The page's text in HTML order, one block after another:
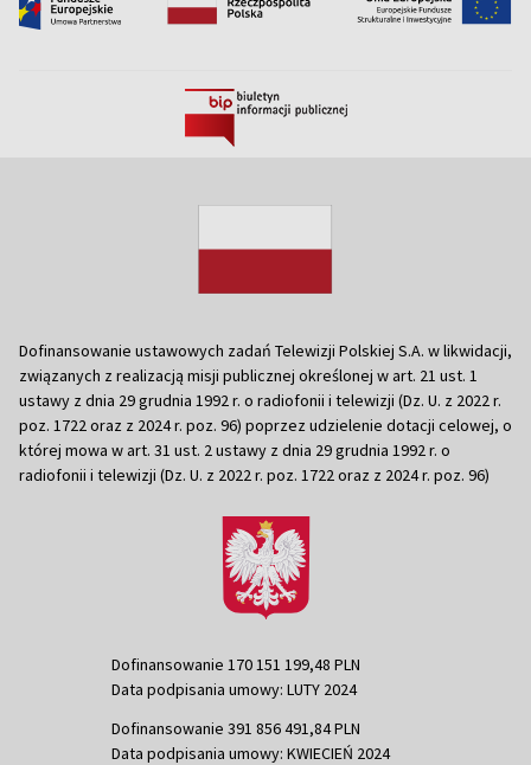
Dofinansowanie ustawowych zadań Telewizji Polskiej S.A. w likwidacji,
związanych z realizacją misji publicznej określonej w art. 21 ust. 1
ustawy z dnia 29 grudnia 1992 r. o radiofonii i telewizji (Dz. U. z 2022 r.
poz. 1722 oraz z 2024 r. poz. 96) poprzez udzielenie dotacji celowej, o
której mowa w art. 31 ust. 2 ustawy z dnia 29 grudnia 1992 r. o
radiofonii i telewizji (Dz. U. z 2022 r. poz. 1722 oraz z 2024 r. poz. 96)
Dofinansowanie 170 151 199,48 PLN
Data podpisania umowy: LUTY 2024
Dofinansowanie 391 856 491,84 PLN
Data podpisania umowy: KWIECIEŃ 2024